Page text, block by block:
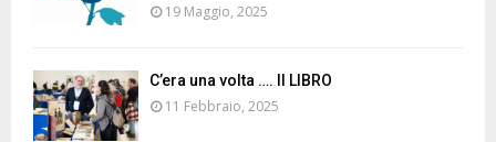
19 Maggio, 2025
C’era una volta …. Il LIBRO
11 Febbraio, 2025